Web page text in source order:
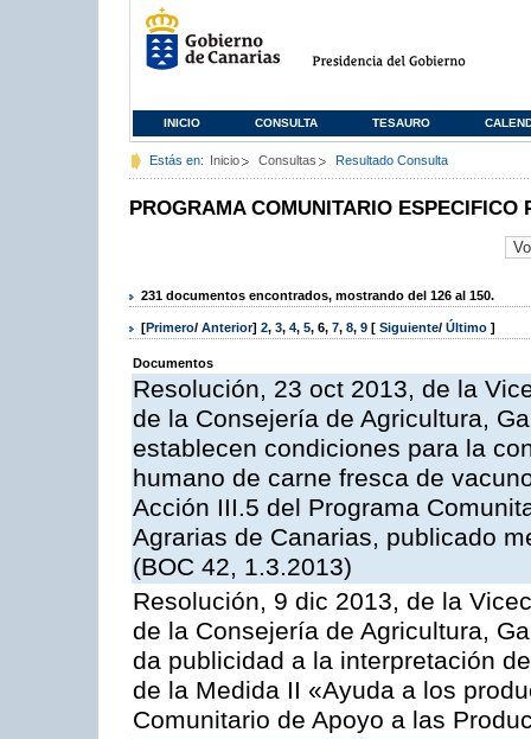
INICIO CONSULTA TESAURO
Estás en: Inicio Consultas Resultado Consulta
PROGRAMA COMUNITARIO ESPECIFICO
231 documentos encontrados, mostrando del 126 al 150.
[Primero/ Anterior] 2, 3, 4, 5, 6, 7, 8, 9 [ Siguiente/ Último ]
Documentos
Resolución, 23 oct 2013, de la
de la Consejería de Agricultura,
establecen condiciones para la
humano de carne fresca de
Acción III.5 del Programa
Agrarias de Canarias, publicado
(BOC 42, 1.3.2013)
Resolución, 9 dic 2013, de la
de la Consejería de Agricultura,
da publicidad a la interpretación
de la Medida II «Ayuda a los
Comunitario de Apoyo a las